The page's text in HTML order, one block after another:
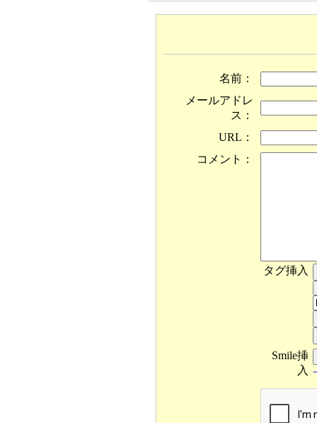
名前：
メールアドレ
ス：
URL：
コメント：
タグ挿入
Smile挿
入